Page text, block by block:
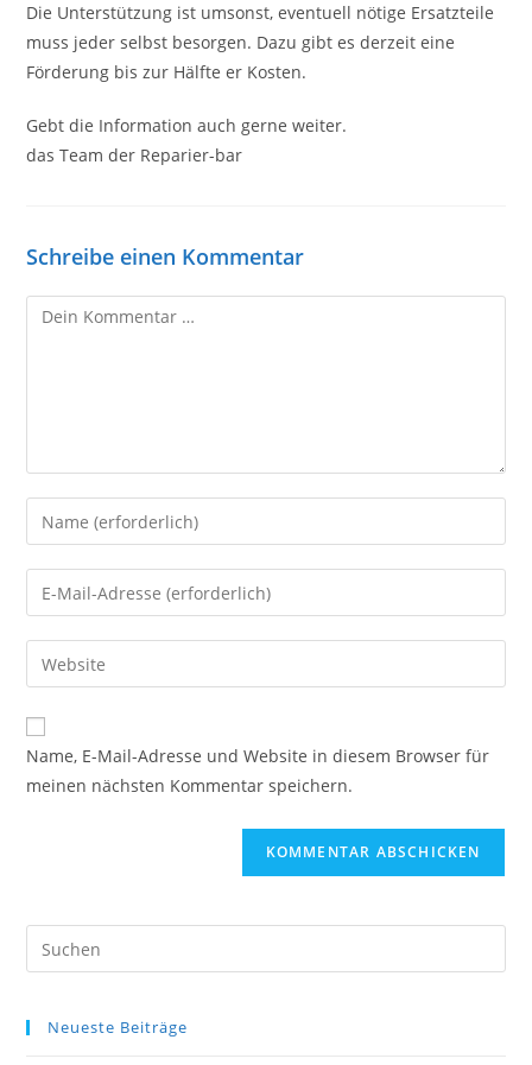
Die Unterstützung ist umsonst, eventuell nötige Ersatzteile
muss jeder selbst besorgen. Dazu gibt es derzeit eine
Förderung bis zur Hälfte er Kosten.
Gebt die Information auch gerne weiter.
das Team der Reparier-bar
Schreibe einen Kommentar
Kommentar
Gib
deinen
Namen
oder
zum
Kommentieren
ein
Gib
deine
E-
Mail-
zum
Kommentieren
ein
Gib
deine
Website-
URL
Name, E-Mail-Adresse und Website in diesem Browser für
meinen nächsten Kommentar speichern.
Neueste Beiträge